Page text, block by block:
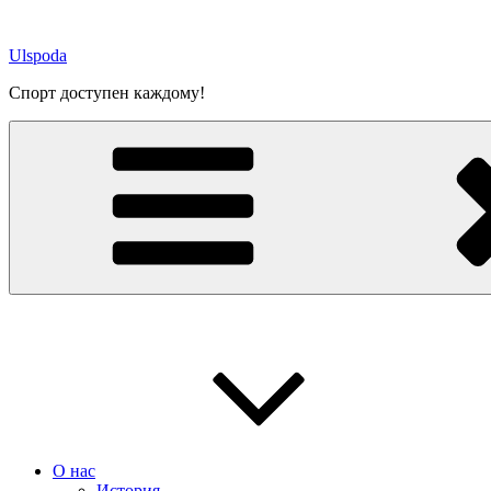
содержимому
Ulspoda
Спорт доступен каждому!
О нас